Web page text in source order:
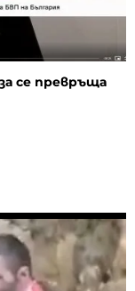
се превръща